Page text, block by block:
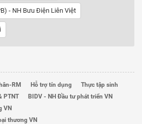
- NH Bưu Điện Liên Việt
RM Hỗ trợ tín dụng
Thực tập sinh
PTNT
BIDV - NH Đầu tư phát triển VN
VN
thương VN